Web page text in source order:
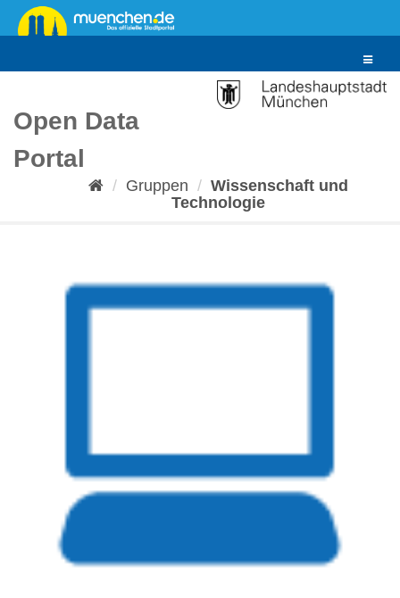
Überspringen
zum
Toggle
Open Data
Portal
Gruppen
Wissenschaft und
Technologie